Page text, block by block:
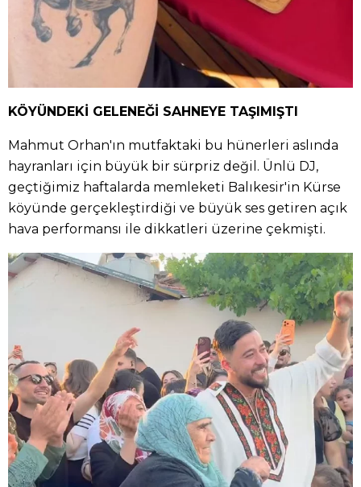
KÖYÜNDEKİ GELENEĞİ SAHNEYE TAŞIMIŞTI
Mahmut Orhan'ın mutfaktaki bu hünerleri aslında
hayranları için büyük bir sürpriz değil. Ünlü DJ,
geçtiğimiz haftalarda memleketi Balıkesir'in Kürse
köyünde gerçekleştirdiği ve büyük ses getiren açık
hava performansı ile dikkatleri üzerine çekmişti.